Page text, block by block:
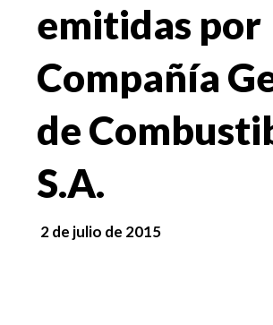
emitidas por
Compañía
de
S.A.
2 de julio de 2015